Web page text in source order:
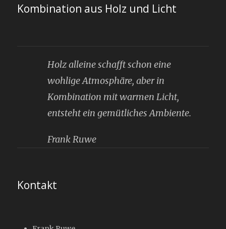
Kombination aus Holz und Licht
Holz alleine schafft schon eine
wohlige Atmosphäre, aber in
Kombination mit warmen Licht,
entsteht ein gemütliches Ambiente.
Frank Ruwe
Kontakt